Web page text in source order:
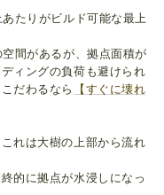
たりがビルド可能な最上
間があるが、拠点面積が
ィングの負荷も避けられ
だわるなら
【すぐに壊れ
れは大樹の上部から流れ
的に拠点が水浸しになっ